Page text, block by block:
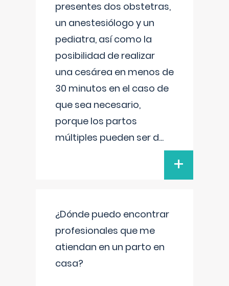
presentes dos obstetras,
un anestesiólogo y un
pediatra, así como la
posibilidad de realizar
una cesárea en menos de
30 minutos en el caso de
que sea necesario,
porque los partos
múltiples pueden ser d...
+
¿Dónde puedo encontrar
profesionales que me
atiendan en un parto en
casa?